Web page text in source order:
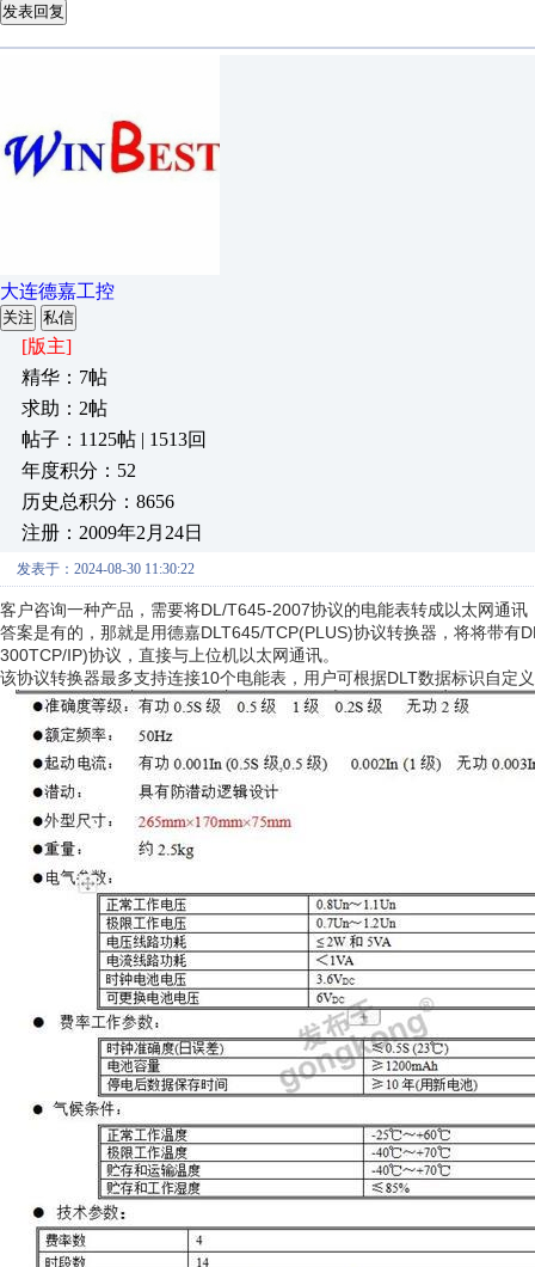
发表回复
大连德嘉工控
关注 私信
[版主]
精华：7帖
求助：2帖
帖子：1125帖 | 1513回
年度积分：52
历史总积分：8656
注册：2009年2月24日
发表于：2024-08-30 11:30:22
客户咨询一种产品，需要将DL/T645-2007协议的电能表转成以太网通讯
答案是有的，那就是用德嘉DLT645/TCP(PLUS)协议转换器，将将带
300TCP/IP)协议，直接与上位机以太网通讯。
该协议转换器最多支持连接10个电能表，用户可根据DLT数据标识自定